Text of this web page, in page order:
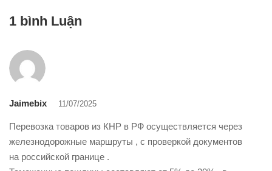
1 bình Luận
Jaimebix 11/07/2025
Перевозка товаров из КНР в РФ осуществляется через
железнодорожные маршруты , с проверкой документов
на российской границе .